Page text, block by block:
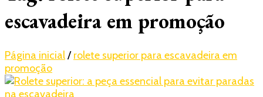
escavadeira em promoção
Página inicial/ rolete superior para escavadeira em
promoção